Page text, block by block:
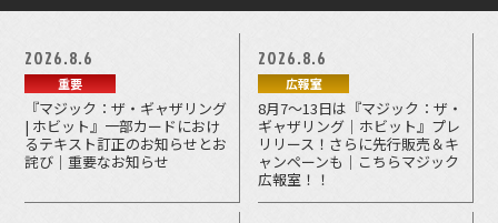
2026.8.6
重要
『マジック：ザ・ギャザリング
| ホビット』一部カードにおけ
るテキスト訂正のお知らせとお
詫び｜重要なお知らせ
2026.8.6
広報室
8月7～13日は『マジック：ザ・
ギャザリング｜ホビット』プレ
リリース！さらに先行販売＆キ
ャンペーンも｜こちらマジック
広報室！！